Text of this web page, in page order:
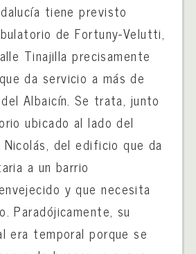
tiene previsto
de Fortuny-Velutti,
Tinajilla precisamente
da servicio a más de
Albaicín. Se trata, junto
ubicado al lado del
Nicolás, del edificio que da
a un barrio
y que necesita
Paradójicamente, su
era temporal porque se